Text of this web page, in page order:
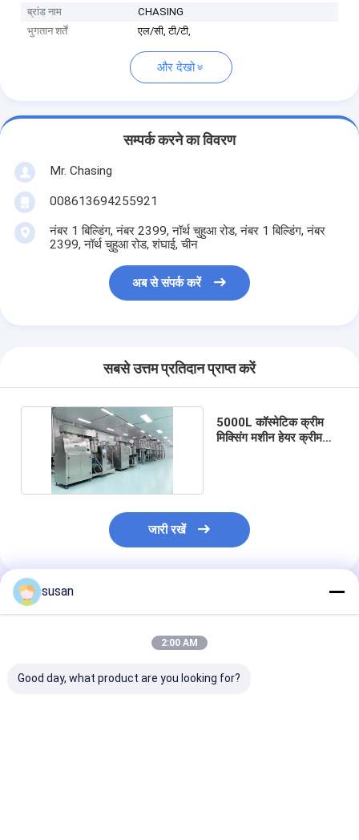
ब्रांड नाम
CHASING
भुगतान शर्तें
एल/सी, टी/टी,
और देखो
सम्पर्क करने का विवरण
Mr. Chasing
008613694255921
नंबर 1 बिल्डिंग, नंबर 2399, नॉर्थ चुहुआ रोड, नंबर 1 बिल्डिंग, नंबर
2399, नॉर्थ चुहुआ रोड, शंघाई, चीन
अब से संपर्क करें
सबसे उत्तम प्रतिदान प्राप्त करें
5000L कॉस्मेटिक क्रीम
मिक्सिंग मशीन हेयर क्रीम
जारी रखें
अनुशंसित उत्पाद
susan
2:00 AM
Good day, what product are you looking for?